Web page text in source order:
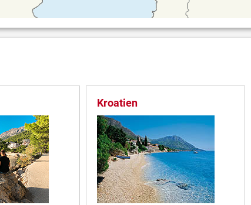
Kroatien